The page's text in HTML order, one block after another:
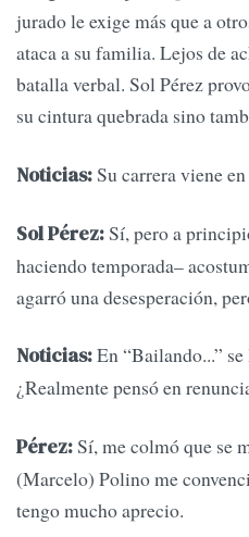
jurado le exige más que a
ataca a su familia. Lejos de
batalla verbal. Sol Pérez
su cintura quebrada sino
Noticias:Su carrera viene en
Sol Pérez:Sí, pero a
haciendo temporada–
agarró una desesperación,
Noticias:En “Bailando...”
¿Realmente pensó en
Pérez:Sí, me colmó que se
(Marcelo) Polino me
tengo mucho aprecio.